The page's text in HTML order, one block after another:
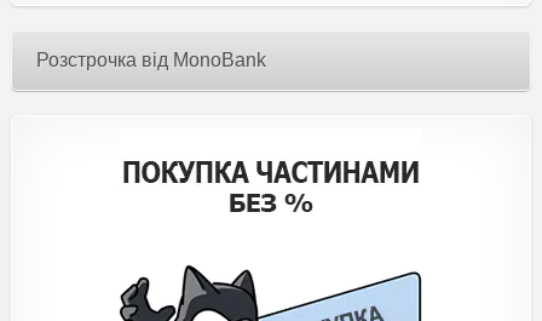
Розстрочка від MonoBank